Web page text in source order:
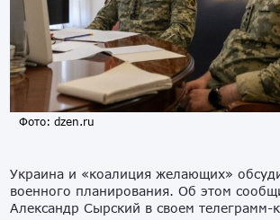
Фото: dzen.ru
Украина и «коалиция желающих»
военного планирования. Об этом
Александр Сырский в своем телеграмм-